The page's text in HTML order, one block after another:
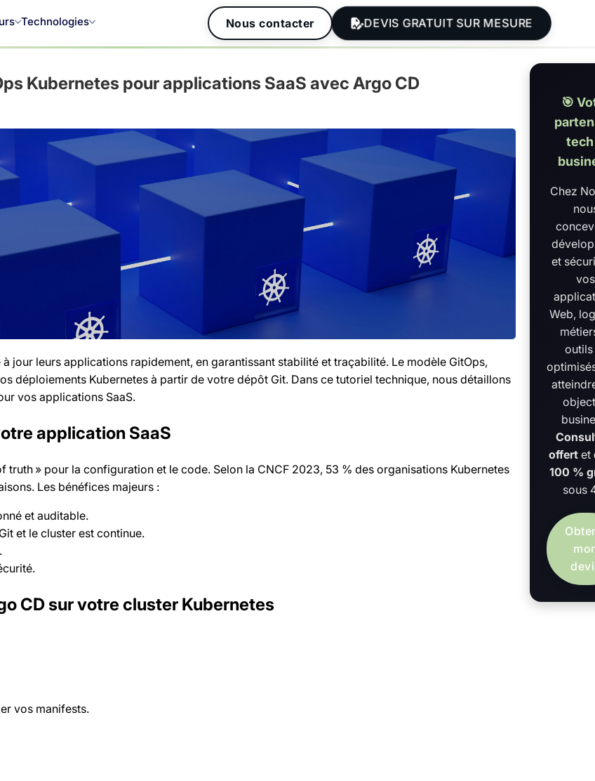
Technologies Nous contacter DEVIS GRATUIT SUR MESURE
Kubernetes pour applications SaaS avec Argo CD
jour leurs applications rapidement, en garantissant stabilité et traçabilité. Le modèle GitOps,
déploiements Kubernetes à partir de votre dépôt Git. Dans ce tutoriel technique, nous détaillons
vos applications SaaS.
application SaaS
truth » pour la configuration et le code. Selon la CNCF 2023, 53 % des organisations Kubernetes
Les bénéfices majeurs :
et auditable.
et le cluster est continue.
CD sur votre cluster Kubernetes
vos manifests.
🎯
tech
Chez
et
vos
Web,
outils
offertet
100 %
sous